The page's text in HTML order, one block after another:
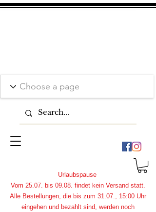
Urlaubspause
Vom 25.07. bis 09.08. findet kein Versand statt.
Alle Bestellungen, die bis zum 31.07., 15:00 Uhr
eingehen und bezahlt sind, werden noch